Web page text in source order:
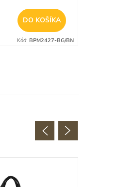
DO KOŠÍKA
Kód: BPM2427-BG/BN